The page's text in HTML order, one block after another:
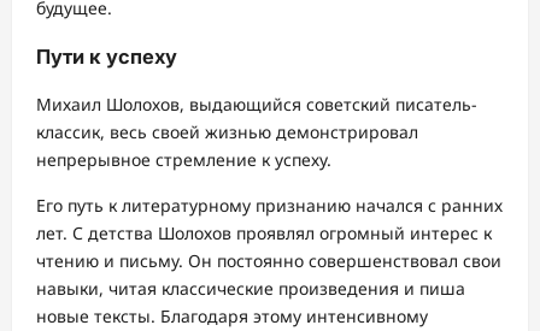
будущее.
Пути к успеху
Михаил Шолохов, выдающийся советский писатель-
классик, весь своей жизнью демонстрировал
непрерывное стремление к успеху.
Его путь к литературному признанию начался с ранних
лет. С детства Шолохов проявлял огромный интерес к
чтению и письму. Он постоянно совершенствовал свои
навыки, читая классические произведения и пиша
новые тексты. Благодаря этому интенсивному